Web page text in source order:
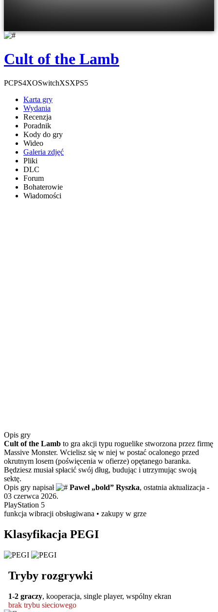
Cult of the Lamb
PCPS4XOSwitchXSXPS5
Karta gry
Wydania
Recenzja
Poradnik
Kody do gry
Wideo
Galeria zdjęć
Pliki
DLC
Forum
Bohaterowie
Wiadomości
Opis gry
Cult of the Lamb to gra akcji typu roguelike stworzona przez firmę
Massive Monster. Wcielisz się w niej w postać ocalonego przed
okrutnym losem (poświęcenia w ofierze) opętanego baranka.
Będziesz musiał spłacić swój dług, budując i utrzymując swoją
sektę.
Opis gry napisał
Paweł „bold” Ryszka, ostatnia aktualizacja -
03 czerwca 2026.
PlayStation 5
funkcja wibracji obsługiwana • zakupy w grze
Klasyfikacja PEGI
Tryby rozgrywki
1-2 graczy, kooperacja, single player, wspólny ekran
brak trybu sieciowego